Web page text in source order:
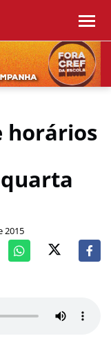
horários
2015